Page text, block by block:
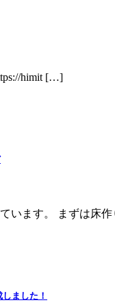
himit […]
います。 まずは床
ました！